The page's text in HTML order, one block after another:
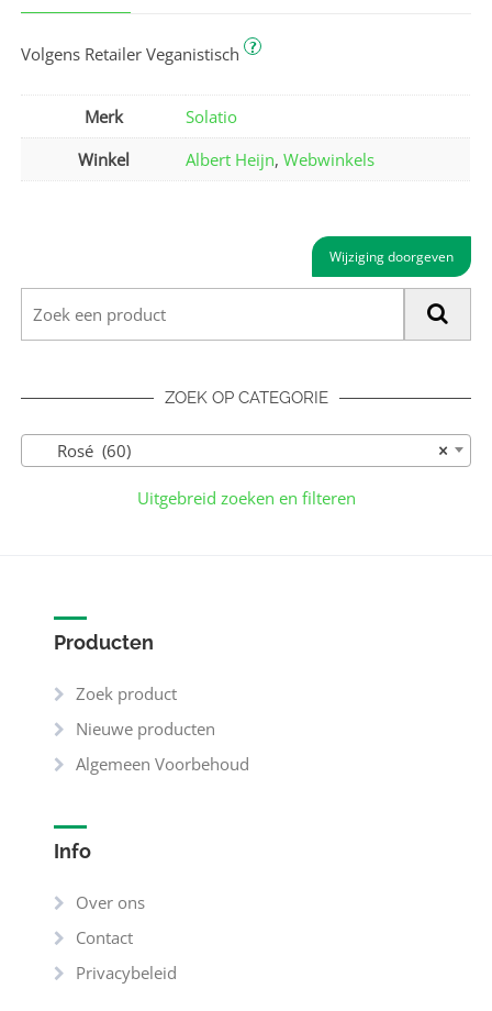
Volgens Retailer Veganistisch ?
Merk
Solatio
Winkel
Albert Heijn,Webwinkels
Wijziging doorgeven
ZOEK OP CATEGORIE
×
Rosé (60)
Uitgebreid zoeken en filteren
Producten
Zoek product
Nieuwe producten
Algemeen Voorbehoud
Info
Over ons
Contact
Privacybeleid